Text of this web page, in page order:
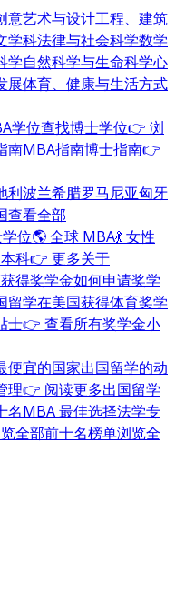
意艺术与设计工程、建筑
学科法律与社会科学数学
学自然科学与生命科学心
展体育、健康与生活方式
学位查找博士学位👉 浏
南MBA指南博士指南👉
利波兰希腊罗马尼亚匈牙
查看全部
位🌎 全球 MBA💃 女性
科👉 更多关于
得奖学金如何申请奖学
留学在美国获得体育奖学
士👉 查看所有奖学金小
便宜的国家出国留学的动
理👉 阅读更多出国留学
名MBA 最佳选择法学专
全部前十名榜单浏览全